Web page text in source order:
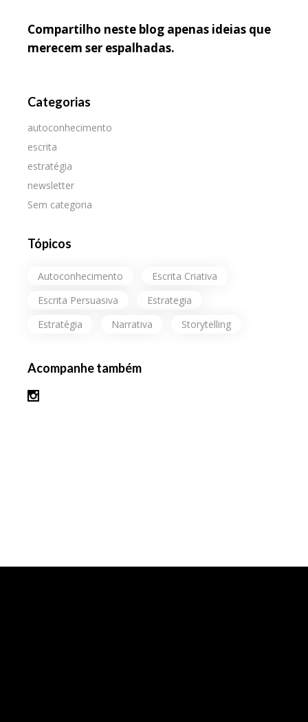
Compartilho neste blog apenas ideias que
merecem ser espalhadas.
Categorias
autoconhecimento
escrita
estratégia
newsletter
Sem categoria
Tópicos
Autoconhecimento
Escrita Criativa
Escrita Persuasiva
Estrategia
Estratégia
Narrativa Storytelling
Acompanhe também